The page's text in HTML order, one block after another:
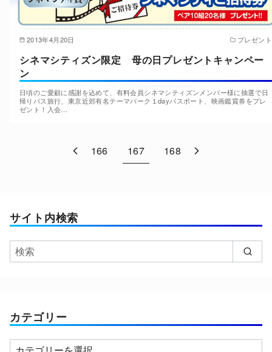
2013年4月20日 プレゼント
シネマシティズン限定 母の日プレゼントキャンペー
ン
日頃のご愛顧に感謝を込めて、有料会員シネマシティズンメンバー様に抽選で日
帰りバス旅行、東京近郊有名テーマパーク１dayパスポート、映画鑑賞券をプレ
ゼント！入会…
166 167 168
サイト内検索
カテゴリー
カ